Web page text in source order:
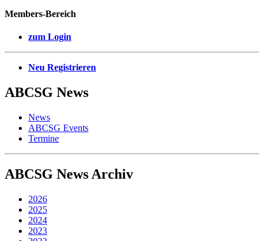
Members-Bereich
zum Login
Neu Registrieren
ABCSG News
News
ABCSG Events
Termine
ABCSG News Archiv
2026
2025
2024
2023